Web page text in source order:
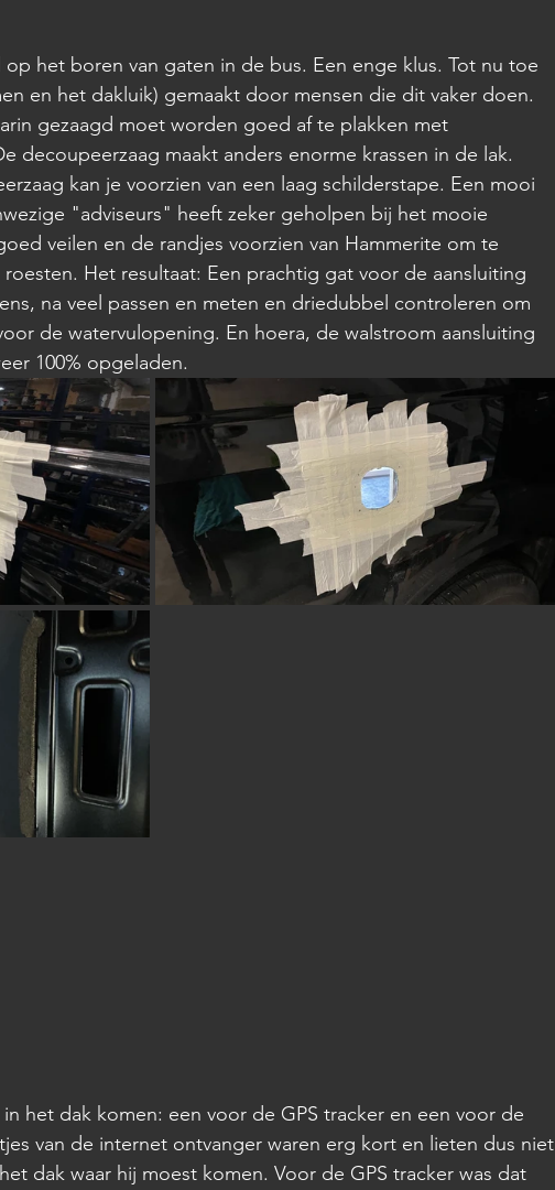
het boren van gaten in de bus. Een enge klus. Tot nu toe
en het dakluik) gemaakt door mensen die dit vaker doen.
gezaagd moet worden goed af te plakken met
decoupeerzaag maakt anders enorme krassen in de lak.
kan je voorzien van een laag schilderstape. Een mooi
"adviseurs" heeft zeker geholpen bij het mooie
veilen en de randjes voorzien van Hammerite om te
Het resultaat: Een prachtig gat voor de aansluiting
na veel passen en meten en driedubbel controleren om
de watervulopening. En hoera, de walstroom aansluiting
100% opgeladen.
het dak komen: een voor de GPS tracker en een voor de
van de internet ontvanger waren erg kort en lieten dus niet
dak waar hij moest komen. Voor de GPS tracker was dat